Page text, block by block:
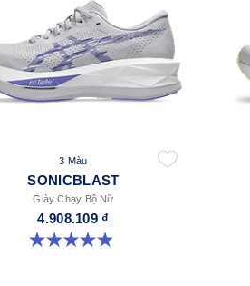
3 Màu
SONICBLAST
Giày Chạy Bộ Nữ
4.908.109 ₫
4.9 trong số 5 sao. 214 đánh giá